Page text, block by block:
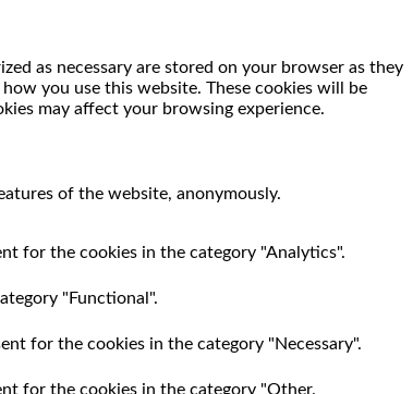
as necessary are stored on your browser as they
you use this website. These cookies will be
may affect your browsing experience.
of the website, anonymously.
for the cookies in the category "Analytics".
"Functional".
for the cookies in the category "Necessary".
for the cookies in the category "Other.